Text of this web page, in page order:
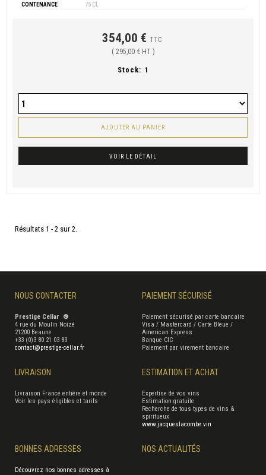
CONTENANCE
75 CL
354,00 € TTC
( 295,00 € HT )
Stock: 1
AJOUTER AU PANIER
VOIR LE DÉTAIL
Résultats 1 - 2 sur 2.
NOUS CONTACTER
Prestige Cellar ®
4 rue du Moulin Noizé
21200 Beaune
+33 (0)3 80 21 03 83
contact@prestige-cellar.fr
PAIEMENT SÉCURISÉ
Paiement sécurisé par carte bancaire
Visa / Mastercard / Carte Bleue /
American Express
Banque CIC
Paiement par virement bancaire
LIVRAISON
Livraison France entière et monde
Voir les pays éligibles et tarifs
BONNES ADRESSES
Découvrez nos bonnes adresses à
ESTIMATION ET ACHAT
Expertise de vos vins
Estimation gratuite
Recherche de tous types de vins &
spiritueux
www.jacqueslacombe.vin
NOS ACTUALITÉS